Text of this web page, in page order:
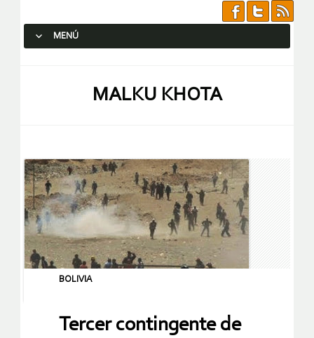
MENÚ
MALKU KHOTA
BOLIVIA
Tercer contingente de